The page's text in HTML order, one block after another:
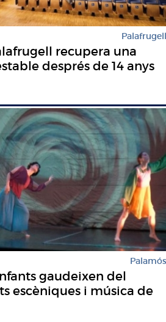
Palafrugell
recupera una
després de 14 anys
Palamós
gaudeixen del
escèniques i música de